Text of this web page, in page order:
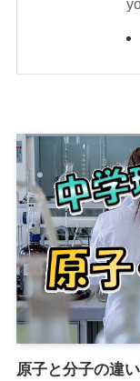
原子と分子の違